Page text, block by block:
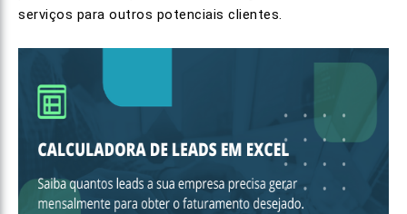
serviços para outros potenciais clientes.